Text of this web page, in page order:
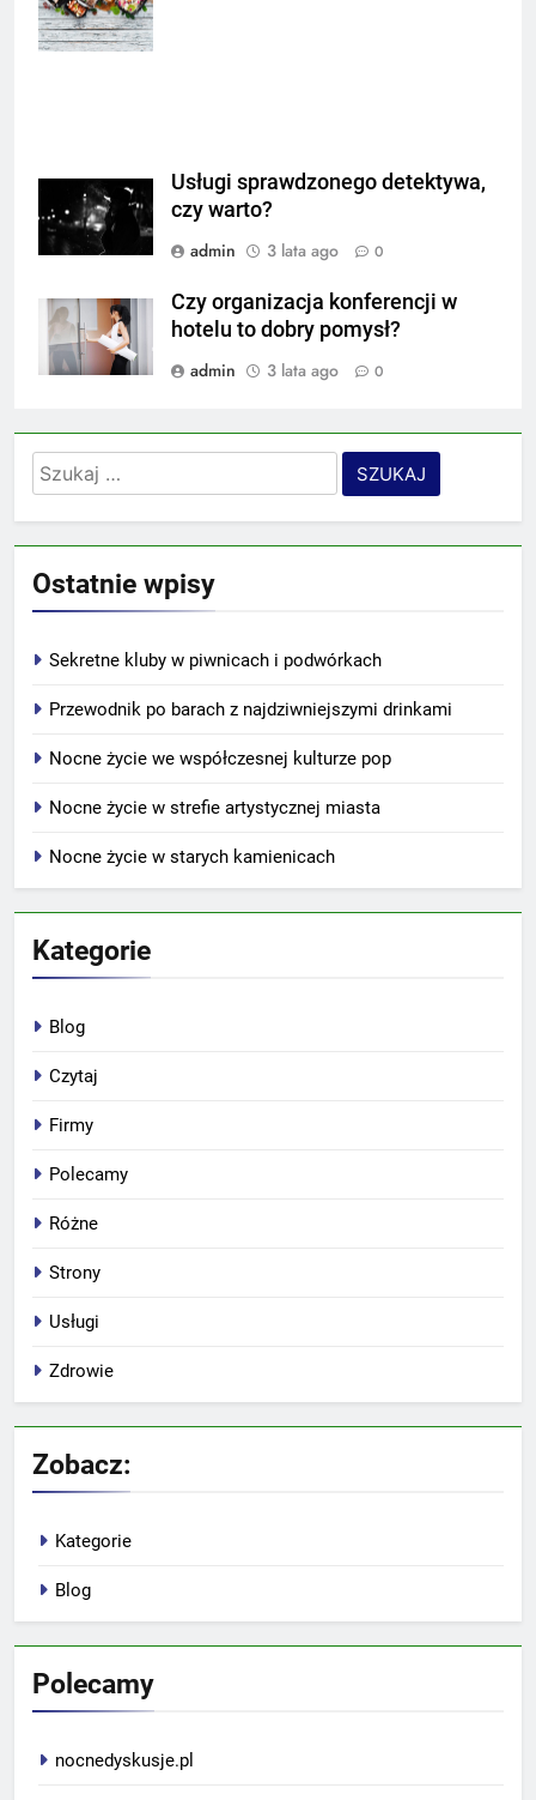
view. Free space
for your text.
Usługi sprawdzonego detektywa,
czy warto?
admin
3 lata ago 0
Czy organizacja konferencji w
hotelu to dobry pomysł?
admin
3 lata ago 0
Szukaj:
Ostatnie wpisy
Sekretne kluby w piwnicach i podwórkach
Przewodnik po barach z najdziwniejszymi drinkami
Nocne życie we współczesnej kulturze pop
Nocne życie w strefie artystycznej miasta
Nocne życie w starych kamienicach
Kategorie
Blog
Czytaj
Firmy
Polecamy
Różne
Strony
Usługi
Zdrowie
Zobacz:
Kategorie
Blog
Polecamy
nocnedyskusje.pl